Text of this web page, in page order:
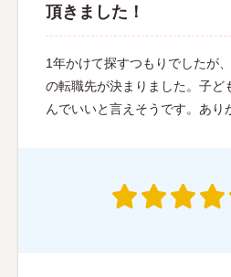
頂きました！
1年かけて探すつもりでしたが
の転職先が決まりました。子ど
んでいいと言えそうです。あり